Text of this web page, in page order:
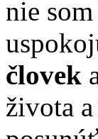
nie
človek
života